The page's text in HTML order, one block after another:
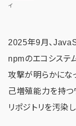
ィ
2025年9月、
npmのエコシステ
攻撃が明らかにな
己増殖能力を持つ
リポジトリを汚染